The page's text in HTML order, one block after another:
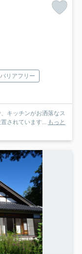
バリアフリー
キッチンがお洒落なス
されています... もっと